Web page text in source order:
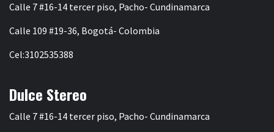
Calle 7 #16-14 tercer piso, Pacho- Cundinamarca
Calle 109 #19-36, Bogotá- Colombia
Cel:3102535388
Dulce Stereo
Calle 7 #16-14 tercer piso, Pacho- Cundinamarca